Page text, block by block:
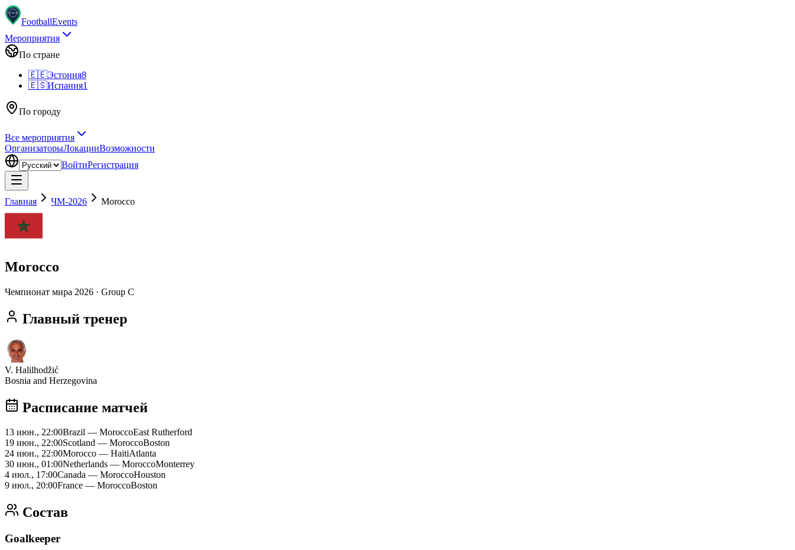
FootballEvents
Мероприятия
По стране
🇪🇪Эстония8
🇪🇸Испания1
По городу
Все мероприятия
ОрганизаторыЛокацииВозможности
ВойтиРегистрация
Главная ЧМ-2026 Morocco
Morocco
Чемпионат мира 2026 · Group C
Главный тренер
V. Halilhodžić
Bosnia and Herzegovina
Расписание матчей
13 июн., 22:00Brazil — MoroccoEast Rutherford
19 июн., 22:00Scotland — MoroccoBoston
24 июн., 22:00Morocco — HaitiAtlanta
30 июн., 01:00Netherlands — MoroccoMonterrey
4 июл., 17:00Canada — MoroccoHouston
9 июл., 20:00France — MoroccoBoston
Состав
Goalkeeper